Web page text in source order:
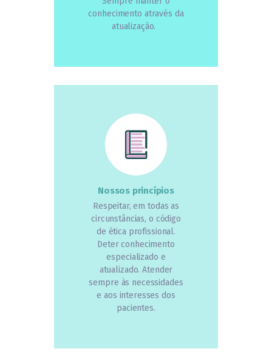
conhecimento através da
atualização.
Nossos princípios
Respeitar, em todas as
circunstâncias, o código
de ética profissional.
Deter conhecimento
especializado e
atualizado. Atender
sempre às necessidades
e aos interesses dos
pacientes.